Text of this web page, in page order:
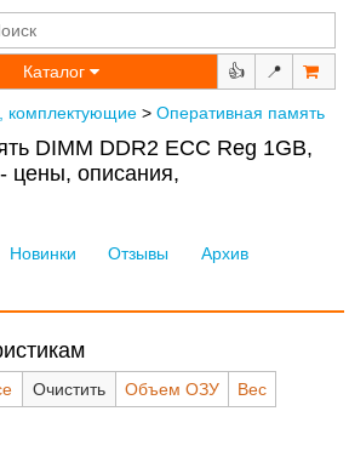
Каталог 👍 📍
комплектующие > Оперативная память
DIMM DDR2 ECC Reg 1GB,
цены, описания,
Новинки Отзывы
Архив
Очистить Объем ОЗУ Вес